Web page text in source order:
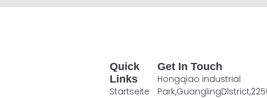
Quick
Links
Startseite
Get In Touch
Hongqiao industrial